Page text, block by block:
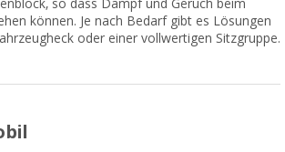
so dass Dampf und Geruch beim
können. Je nach Bedarf gibt es Lösungen
oder einer vollwertigen Sitzgruppe.